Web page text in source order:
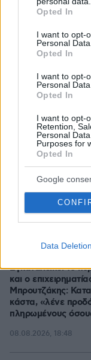
grant or deny
use your data for
consent section.
Opted In
I want to opt-
Personal Data.
Opted In
I want to opt-
Personal
Opted In
I want to opt-
Retention,
Personal
Purposes for
Opted In
Google
Data Deletion
Χόρχε Μέσι: Ο
τον 13χρονο
08.08.2026, 21:43
Εγκαταλείπει το
και ο
Μπρουτζάκης:
κάστα, «λένε
πληρωμένους
08.08.2026, 18:48